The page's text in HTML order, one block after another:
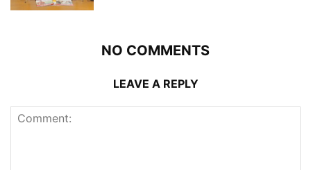
NO COMMENTS
LEAVE A REPLY